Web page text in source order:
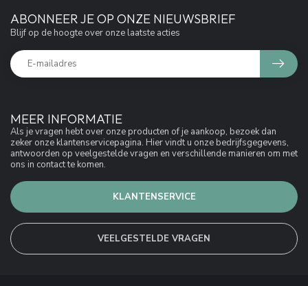
MEER INFORMATIE
Als je vragen hebt over onze producten of je aankoop, bezoek dan
zeker onze klantenservicepagina. Hier vindt u onze bedrijfsgegevens,
antwoorden op veelgestelde vragen en verschillende manieren om met
ons in contact te komen.
KLANTENSERVICE
VEELGESTELDE VRAGEN
ABONNEER JE OP ONZE NIEUWSBRIEF
Blijf op de hoogte over onze laatste acties